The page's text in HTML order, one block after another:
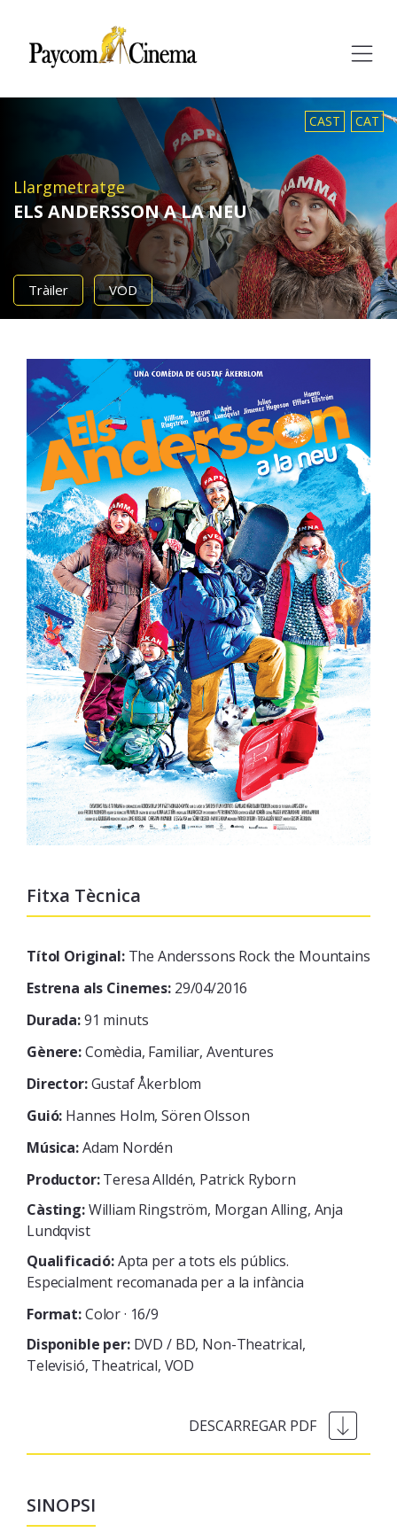
CAST CAT
Llargmetratge
ELS ANDERSSON A LA NEU
Tràiler VOD
Fitxa Tècnica
Títol Original:The Anderssons Rock the Mountains
Estrena als Cinemes: 29/04/2016
Durada:91 minuts
Gènere:Comèdia, Familiar, Aventures
Director:Gustaf Åkerblom
Guió: Hannes Holm, Sören Olsson
Música:Adam Nordén
Productor:Teresa Alldén, Patrick Ryborn
Càsting:William Ringström, Morgan Alling, Anja
Lundqvist
Qualificació:Apta per a tots els públics.
Especialment recomanada per a la infància
Format:Color · 16/9
Disponible per: DVD / BD Non-Theatrical
Televisió Theatrical VOD
SINOPSI